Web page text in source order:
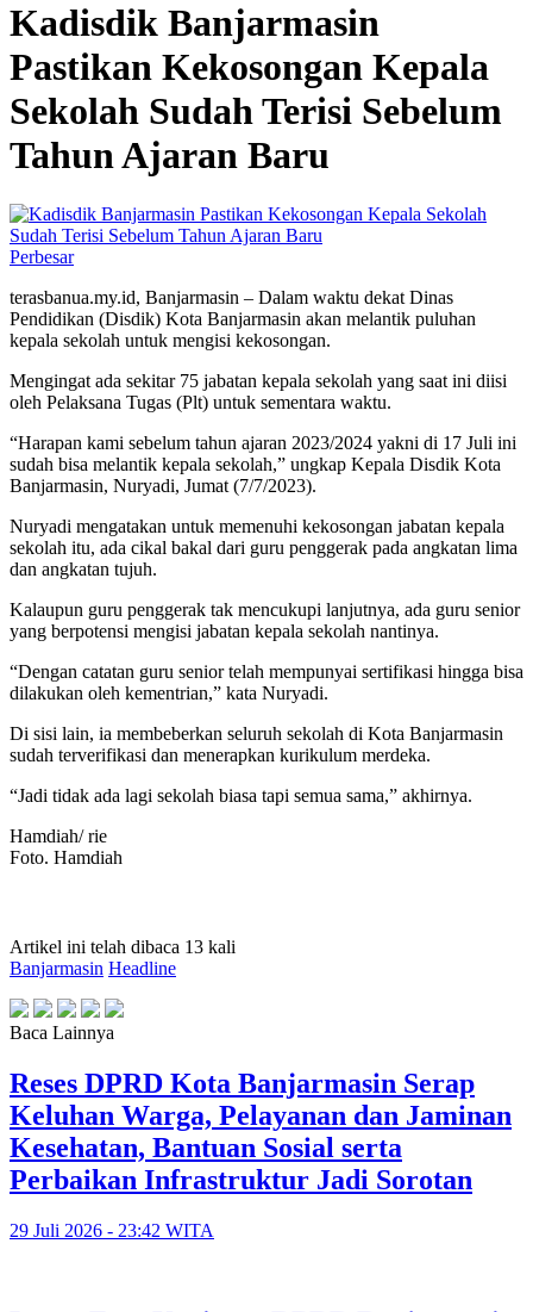
Kadisdik Banjarmasin
Pastikan Kekosongan Kepala
Sekolah Sudah Terisi Sebelum
Tahun Ajaran Baru
Perbesar
terasbanua.my.id, Banjarmasin – Dalam waktu dekat Dinas
Pendidikan (Disdik) Kota Banjarmasin akan melantik puluhan
kepala sekolah untuk mengisi kekosongan.
Mengingat ada sekitar 75 jabatan kepala sekolah yang saat ini diisi
oleh Pelaksana Tugas (Plt) untuk sementara waktu.
“Harapan kami sebelum tahun ajaran 2023/2024 yakni di 17 Juli ini
sudah bisa melantik kepala sekolah,” ungkap Kepala Disdik Kota
Banjarmasin, Nuryadi, Jumat (7/7/2023).
Nuryadi mengatakan untuk memenuhi kekosongan jabatan kepala
sekolah itu, ada cikal bakal dari guru penggerak pada angkatan lima
dan angkatan tujuh.
Kalaupun guru penggerak tak mencukupi lanjutnya, ada guru senior
yang berpotensi mengisi jabatan kepala sekolah nantinya.
“Dengan catatan guru senior telah mempunyai sertifikasi hingga bisa
dilakukan oleh kementrian,” kata Nuryadi.
Di sisi lain, ia membeberkan seluruh sekolah di Kota Banjarmasin
sudah terverifikasi dan menerapkan kurikulum merdeka.
“Jadi tidak ada lagi sekolah biasa tapi semua sama,” akhirnya.
Hamdiah/ rie
Foto. Hamdiah
Artikel ini telah dibaca 13 kali
Banjarmasin Headline
Baca Lainnya
Reses DPRD Kota Banjarmasin Serap
Keluhan Warga, Pelayanan dan Jaminan
Kesehatan, Bantuan Sosial serta
Perbaikan Infrastruktur Jadi Sorotan
29 Juli 2026 - 23:42 WITA